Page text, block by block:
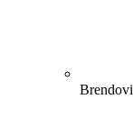
Brendovi